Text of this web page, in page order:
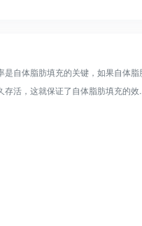
自体脂肪填充的关键，如果自体
活，这就保证了自体脂肪填充的效